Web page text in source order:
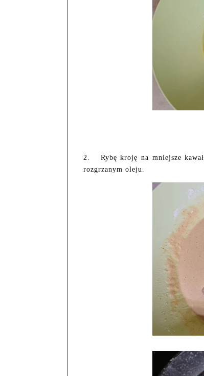
2.
Rybę kroję na mniejsze
rozgrzanym oleju.